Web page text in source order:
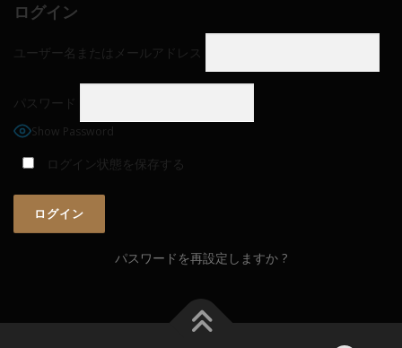
ログイン
ユーザー名またはメールアドレス
パスワード
Show Password
ログイン状態を保存する
パスワードを再設定しますか ?